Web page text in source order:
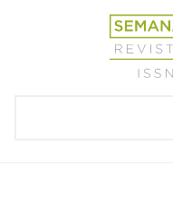
Revista
Científica
Semana